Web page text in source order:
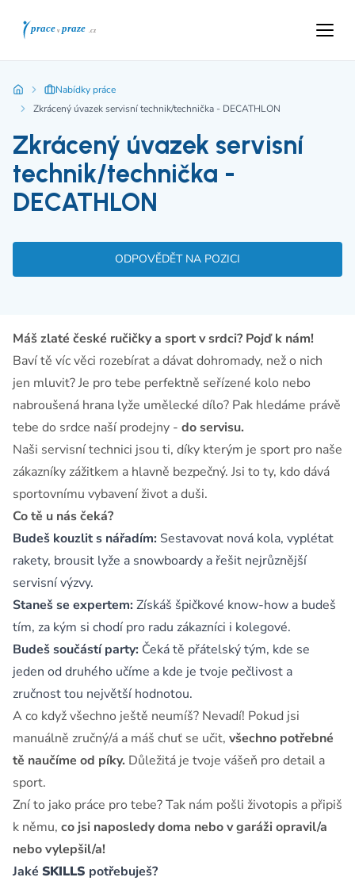
Nabídky práce
Zkrácený úvazek servisní technik/technička - DECATHLON
Zkrácený úvazek servisní
technik/technička -
DECATHLON
ODPOVĚDĚT NA POZICI
Máš zlaté české ručičky a sport v srdci? Pojď k nám!
Baví tě víc věci rozebírat a dávat dohromady, než o nich
jen mluvit? Je pro tebe perfektně seřízené kolo nebo
nabroušená hrana lyže umělecké dílo? Pak hledáme právě
tebe do srdce naší prodejny - do servisu.
Naši servisní technici jsou ti, díky kterým je sport pro naše
zákazníky zážitkem a hlavně bezpečný. Jsi to ty, kdo dává
sportovnímu vybavení život a duši.
Co tě u nás čeká?
Budeš kouzlit s nářadím: Sestavovat nová kola, vyplétat
rakety, brousit lyže a snowboardy a řešit nejrůznější
servisní výzvy.
Staneš se expertem: Získáš špičkové know-how a budeš
tím, za kým si chodí pro radu zákazníci i kolegové.
Budeš součástí party: Čeká tě přátelský tým, kde se
jeden od druhého učíme a kde je tvoje pečlivost a
zručnost tou největší hodnotou.
A co když všechno ještě neumíš? Nevadí! Pokud jsi
manuálně zručný/á a máš chuť se učit, všechno potřebné
tě naučíme od píky. Důležitá je tvoje vášeň pro detail a
sport.
Zní to jako práce pro tebe? Tak nám pošli životopis a připiš
k němu, co jsi naposledy doma nebo v garáži opravil/a
nebo vylepšil/a!
Jaké SKILLS potřebuješ?